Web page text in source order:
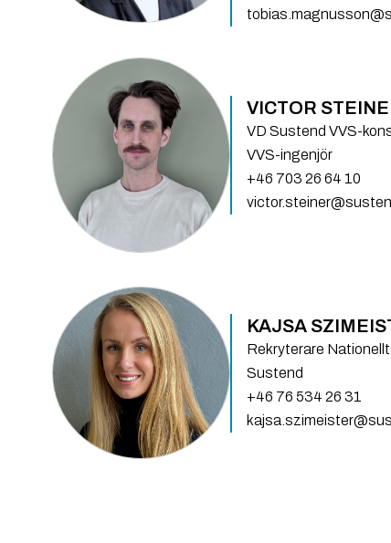
VICTOR
VD Sustend VVS-
VVS-ingenjör
+46 703 26 64 10
KAJSA
Rekryterare Nationellt
Sustend
+46 76 534 26 31